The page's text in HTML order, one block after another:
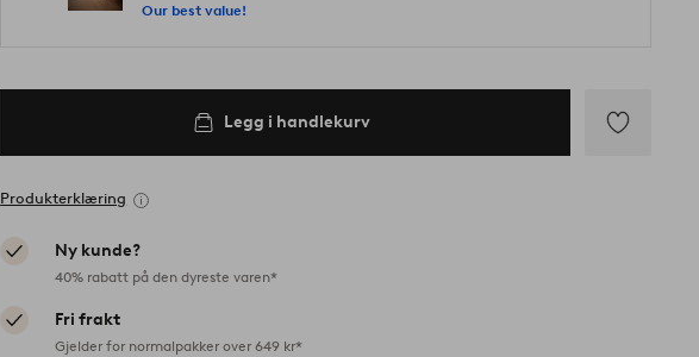
Our best value!
Legg i handlekurv
Produkterklæring
Ny kunde?
40% rabatt på den dyreste varen*
Fri frakt
Gjelder for normalpakker over 649 kr*